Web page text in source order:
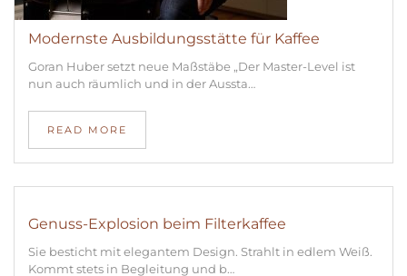
Modernste Ausbildungsstätte für Kaffee
Goran Huber setzt neue Maßstäbe „Der Master-Level ist
nun auch räumlich und in der Aussta…
READ MORE
Genuss-Explosion beim Filterkaffee
Sie besticht mit elegantem Design. Strahlt in edlem Weiß.
Kommt stets in Begleitung und b…